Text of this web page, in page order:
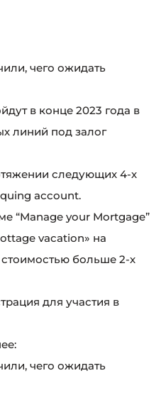
чего ожидать
в конце 2023 года в
линий под залог
следующих 4-х
account.
“Manage your Mortgage”
vacation» на
больше 2-х
для участия в
чего ожидать